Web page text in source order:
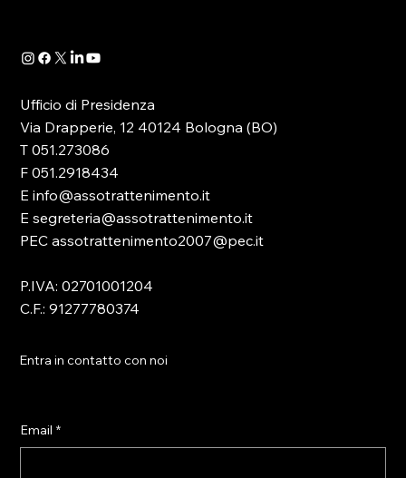
Ufficio di Presidenza
Via Drapperie, 12 40124 Bologna (BO)
T 051.273086
F 051.2918434
E info@assotrattenimento.it
E segreteria@assotrattenimento.it
PEC assotrattenimento2007@pec.it
P.IVA: 02701001204
C.F.: 91277780374
Entra in contatto con noi
Email *